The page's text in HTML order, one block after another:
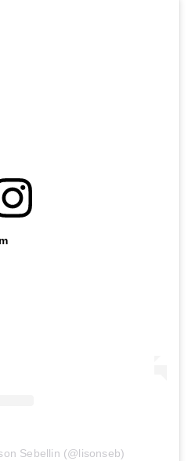
Sebellin (@lisonseb)